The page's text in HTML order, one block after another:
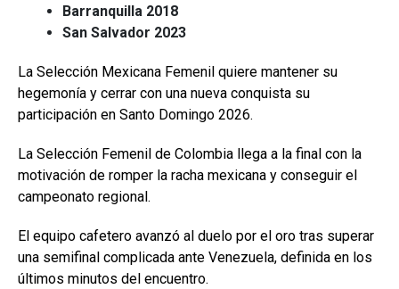
Barranquilla 2018
San Salvador 2023
La Selección Mexicana Femenil quiere mantener su
hegemonía y cerrar con una nueva conquista su
participación en Santo Domingo 2026.
La Selección Femenil de Colombia llega a la final con la
motivación de romper la racha mexicana y conseguir el
campeonato regional.
El equipo cafetero avanzó al duelo por el oro tras superar
una semifinal complicada ante Venezuela, definida en los
últimos minutos del encuentro.